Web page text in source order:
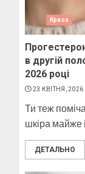
Краса
в другій
2026 році
23 КВІТНЯ, 2026
Ти теж
шкіра майже
ДЕТАЛЬНО